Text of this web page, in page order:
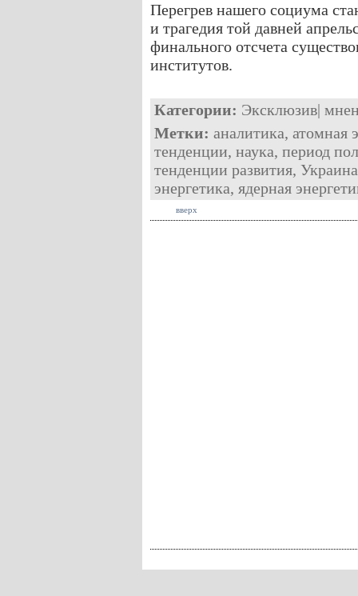
Перегрев нашего социума
и трагедия той давней
финального отсчета
институтов.
Категории: Эксклюзив|
Метки: аналитика, атомная
тенденции, наука, период
тенденции развития, Украина
энергетика, ядерная
вверх